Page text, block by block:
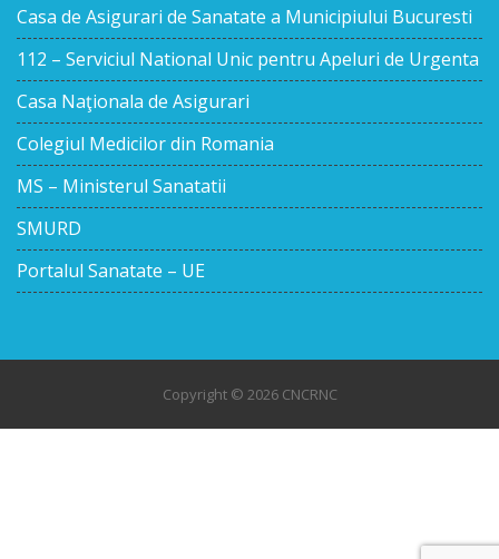
Casa de Asigurari de Sanatate a Municipiului Bucuresti
112 – Serviciul National Unic pentru Apeluri de Urgenta
Casa Naţionala de Asigurari
Colegiul Medicilor din Romania
MS – Ministerul Sanatatii
SMURD
Portalul Sanatate – UE
Copyright © 2026 CNCRNC